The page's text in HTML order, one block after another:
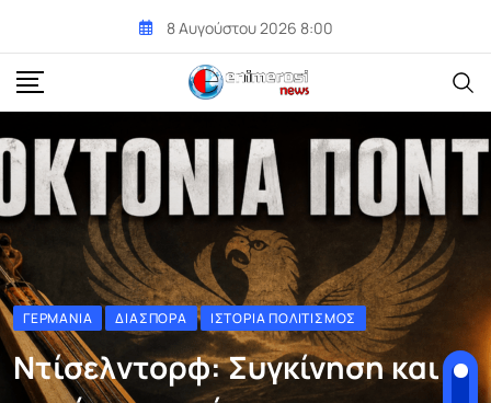
content
8 Αυγούστου 2026 8:00
ΓΕΡΜΑΝΊΑ ΔΙΑΣΠΟΡΆ ΙΣΤΟΡΊΑ ΠΟΛΙΤΙΣΜΌΣ
Ντίσελντορφ: Συγκίνηση και